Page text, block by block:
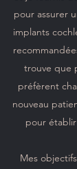
pour assurer
implants
trouve que
préfèrent
nouveau
pour
Mes